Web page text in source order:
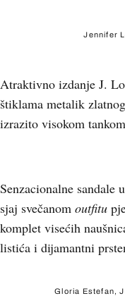
Jennifer
Atraktivno izdanje J.
štiklama metalik
izrazito visokom
Senzacionalne sandale
sjaj svečanom outfitu
komplet visećih
listića i dijamantni
Gloria Estefan,